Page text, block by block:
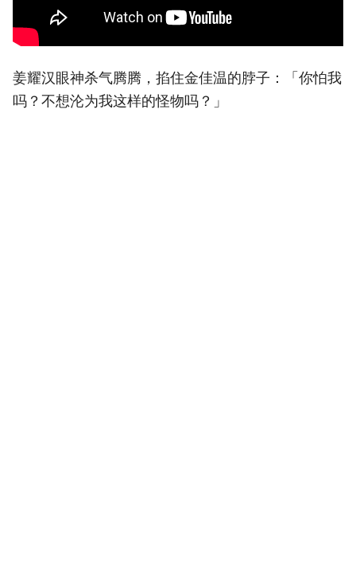
姜耀汉眼神杀气腾腾，掐住金佳温的脖子：「你怕我
吗？不想沦为我这样的怪物吗？」